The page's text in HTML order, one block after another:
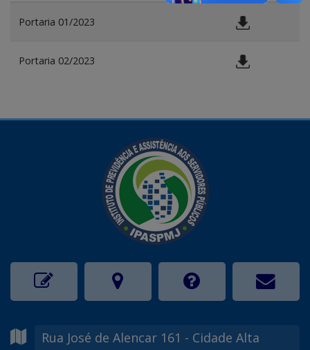
Portaria 01/2023
Portaria 02/2023
Rua José de Alencar 161 - Cidade Alta